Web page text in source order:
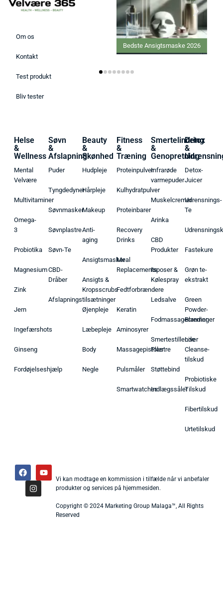
Om os
Kontakt
Test produkt
Bliv tester
Bedste Ansigtsmaske 2026
Helse
&
Wellness
Mental
Velvære
Multivitaminer
Omega-
3
Probiotika
Magnesium
Zink
Jern
Ingefærshots
Ginseng
Fordøjelseshjælp
Søvn
&
Afslapning
Puder
Tyngdedyner
Søvnmasker
Søvnplastre
Søvn-Te
CBD-
Dråber
Afslapningstilsætninger
Beauty
&
Skønhed
Hudpleje
Hårpleje
Makeup
Anti-
aging
Ansigtsmasker
Ansigts &
Kropsscrubs
Øjenpleje
Læbepleje
Body
Negle
Fitness
&
Træning
Proteinpulver
Kulhydratpulver
Proteinbarer
Recovery
Drinks
Meal
Replacements
Fedtforbrændere
Keratin
Aminosyrer
Massagepistoler
Pulsmåler
Smartwatches
Smertelindring
&
Genopretning
Infrarøde
varmepuder
Muskelcremer
Arinka
CBD
Produkter
Isposer &
Kølespray
Ledsalve
Fodmassagecremer
Smertestillende
Plastre
Støttebind
Indlægssåler
Detox
&
Detox-
Juicer
Udrensnings-
Te
Fastekure
Grøn te-
ekstrakt
Green
Powder-
Blandinger
Liver
Cleanse-
tilskud
Probiotiske
Tilskud
Fibertilskud
Urtetilskud
Vi kan modtage en kommission i tilfælde når vi anbefaler
produkter og services på hjemmesiden.
Copyright © 2024 Marketing Group Malaga™, All Rights
Reserved